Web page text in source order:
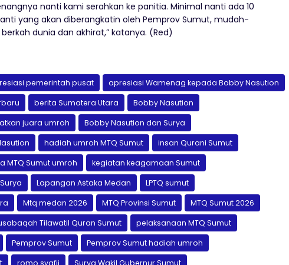
nanti kami serahkan ke panitia. Minimal nanti ada 10
yang akan diberangkatin oleh Pemprov Sumut, mudah-
dunia dan akhirat,” katanya. (Red)
pemerintah pusat
apresiasi Wamenag kepada Bobby Nasution
berita Sumatera Utara
Bobby Nasution
juara umroh
Bobby Nasution dan Surya
hadiah umroh MTQ Sumut
insan Qurani Sumut
MTQ Sumut umroh
kegiatan keagamaan Sumut
Lapangan Astaka Medan
LPTQ sumut
Mtq medan 2026 MTQ Provinsi Sumut
MTQ Sumut 2026
Tilawatil Quran Sumut
pelaksanaan MTQ Sumut
Pemprov Sumut
Pemprov Sumut hadiah umroh
romo syafii
Surya Wakil Gubernur Sumut